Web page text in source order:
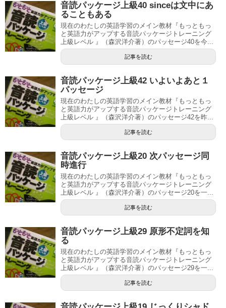
音読パッケージ上級40 sinceは文中にあ
ることもある
現在のわたしの英語学習のメイン教材『もっともっ
と英語力がアップする音読パッケージトレーニング
上級レベル 』（森沢洋介著）のパッセージ40を今...
記事を読む
音読パッケージ上級42 いよいよあと１
パッセージ
現在のわたしの英語学習のメイン教材『もっともっ
と英語力がアップする音読パッケージトレーニング
上級レベル 』（森沢洋介著）のパッセージ42を昨...
記事を読む
音読パッケージ上級20 次パッセージ同
時進行
現在のわたしの英語学習のメイン教材『もっともっ
と英語力がアップする音読パッケージトレーニング
上級レベル 』（森沢洋介著）のパッセージ20を一...
記事を読む
音読パッケージ上級29 原形不定詞を知
る
現在のわたしの英語学習のメイン教材『もっともっ
と英語力がアップする音読パッケージトレーニング
上級レベル 』（森沢洋介著）のパッセージ29を一...
記事を読む